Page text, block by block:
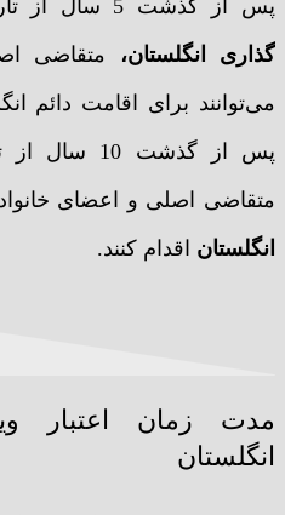
پس از گذشت 5 سال از تاریخ دریافت
گذاری انگلستان،
متقاضی
می‌توانند برای اقامت دائم
پس از گذشت 10 سال از تاریخ
متقاضی اصلی و اعضای
انگلستان اقدام کنند.
مدت زمان اعتبار
انگلستان